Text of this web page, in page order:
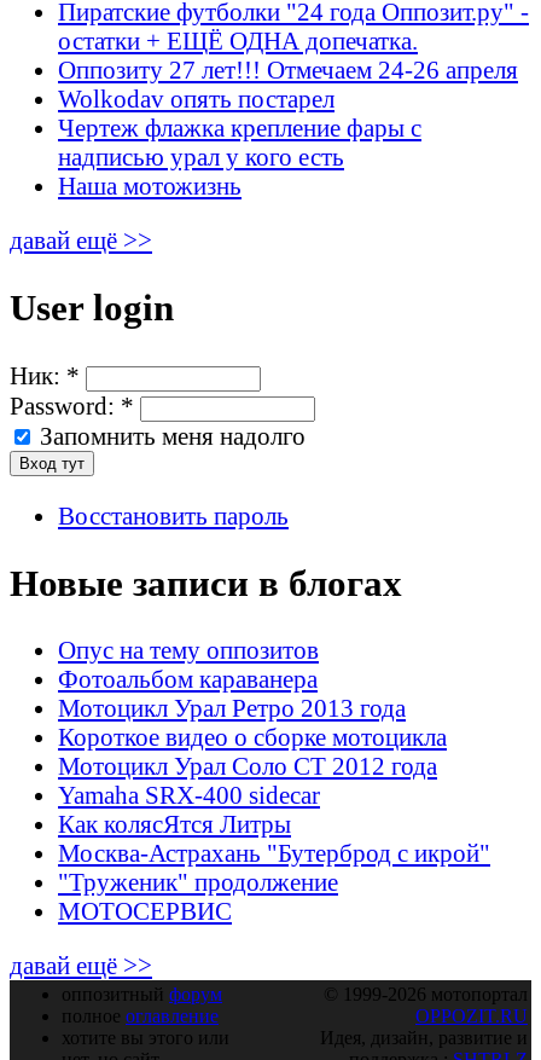
Пиратские футболки "24 года Оппозит.ру" -
остатки + ЕЩЁ ОДНА допечатка.
Оппозиту 27 лет!!! Отмечаем 24-26 апреля
Wolkodav опять постарел
Чертеж флажка крепление фары с
надписью урал у кого есть
Наша мотожизнь
давай ещё >>
User login
Ник: *
Password: *
Запомнить меня надолго
Восстановить пароль
Новые записи в блогах
Опус на тему оппозитов
Фотоальбом караванера
Мотоцикл Урал Ретро 2013 года
Короткое видео о сборке мотоцикла
Мотоцикл Урал Соло СТ 2012 года
Yamaha SRX-400 sidecar
Как колясЯтся Литры
Москва-Астрахань "Бутерброд с икрой"
"Труженик" продолжение
МОТОСЕРВИС
давай ещё >>
оппозитный форум
полное оглавление
хотите вы этого или
© 1999-2026 мотопортал
OPPOZIT.RU
Идея, дизайн, развитие и